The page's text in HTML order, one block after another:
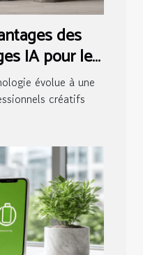
des
IA pour les
évolue à une
créatifs